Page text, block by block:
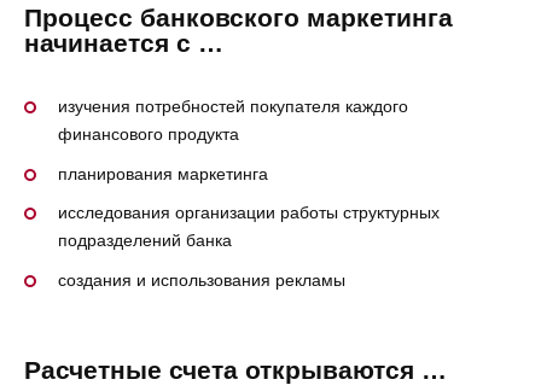
Процесс банковского маркетинга
начинается с …
изучения потребностей покупателя каждого
финансового продукта
планирования маркетинга
исследования организации работы структурных
подразделений банка
создания и использования рекламы
Расчетные счета открываются …